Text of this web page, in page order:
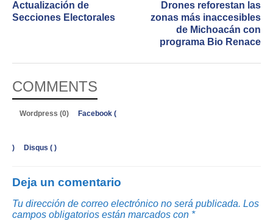
Actualización de
Secciones Electorales
Drones reforestan las
zonas más inaccesibles
de Michoacán con
programa Bio Renace
COMMENTS
Wordpress (0) Facebook (
) Disqus ( )
Deja un comentario
Tu dirección de correo electrónico no será publicada. Los
campos obligatorios están marcados con *